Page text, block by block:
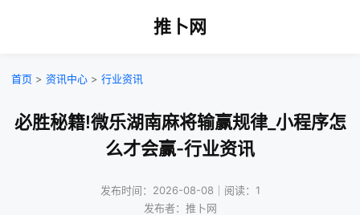
推卜网
首页 > 资讯中心 > 行业资讯
必胜秘籍!微乐湖南麻将输赢规律_小程序怎
么才会赢-行业资讯
发布时间：2026-08-08｜阅读：1
发布者：推卜网